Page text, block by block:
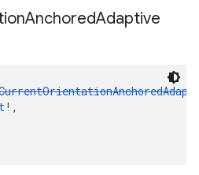
AnchoredAdaptive
!,